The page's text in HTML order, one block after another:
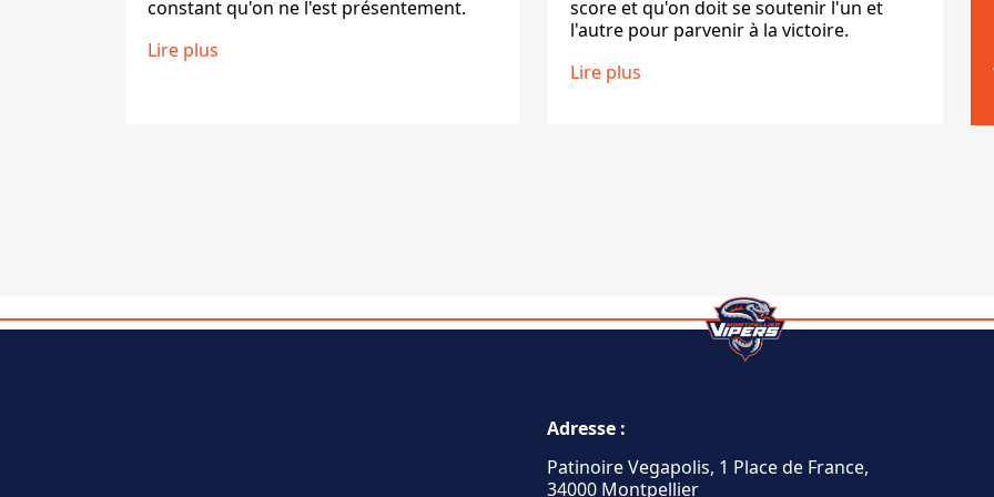
constant qu'on ne l'est présentement.
Lire plus
score et qu'on doit se soutenir l'un et
l'autre pour parvenir à la victoire.
Lire plus
Adresse :
Patinoire Vegapolis, 1 Place de France,
34000 Montpellier